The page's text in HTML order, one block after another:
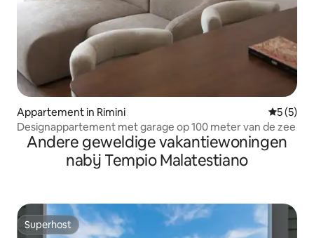
Appartement in Rimini
5 (5)
Designappartement met garage op 100 meter van de zee
Andere geweldige vakantiewoningen
nabij Tempio Malatestiano
Superhost
Superhost